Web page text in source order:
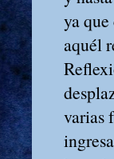
ya
aquél
varias